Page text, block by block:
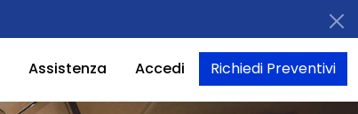
Assistenza Accedi Richiedi Preventivi